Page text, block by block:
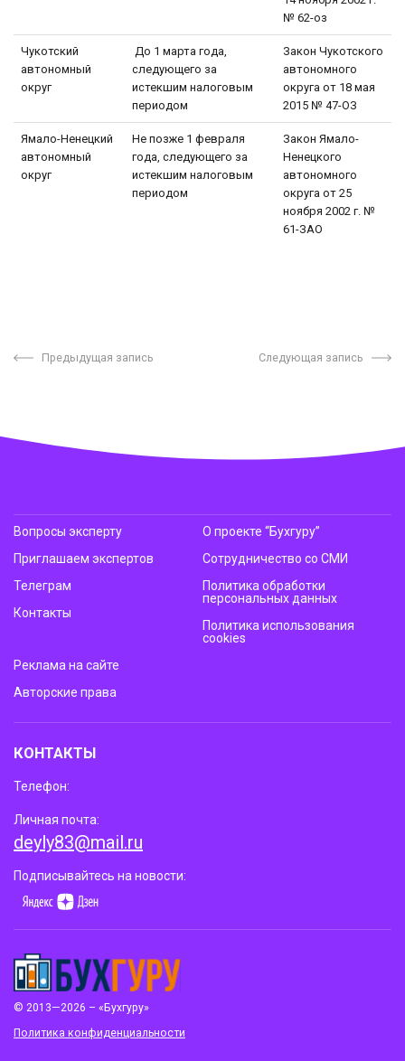
№ 62-оз
Чукотский
автономный
округ
До 1 марта года,
следующего за
истекшим налоговым
периодом
Закон Чукотского
автономного
округа от 18 мая
2015 № 47-ОЗ
Ямало-Ненецкий
автономный
округ
Не позже 1 февраля
года, следующего за
истекшим налоговым
периодом
Закон Ямало-
Ненецкого
автономного
округа от 25
ноября 2002 г. №
61-ЗАО
Предыдущая запись Следующая запись
© 2013—2026 – «Бухгуру»
Политика конфиденциальности
Вопросы эксперту
Приглашаем экспертов
Телеграм
Контакты
О проекте “Бухгуру”
Сотрудничество со СМИ
Политика обработки
персональных данных
Политика использования
cookies
Реклама на сайте
Авторские права
КОНТАКТЫ
Телефон:
Личная почта:
deyly83@mail.ru
Подписывайтесь на новости: